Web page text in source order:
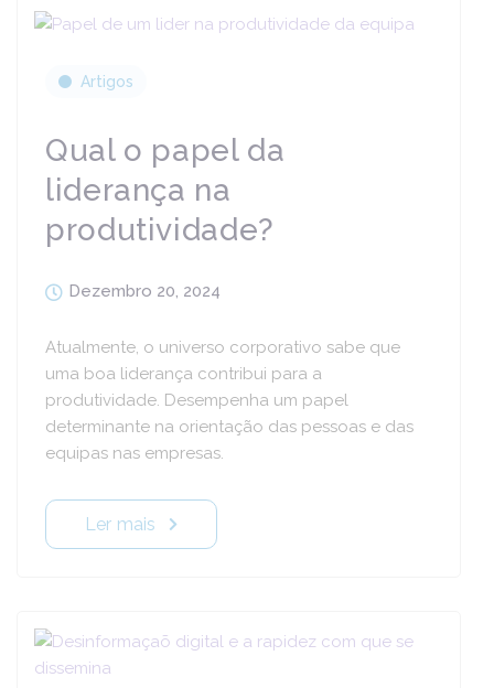
Artigos
Qual o papel da
liderança na
produtividade?
Dezembro 20, 2024
Atualmente, o universo corporativo sabe que
uma boa liderança contribui para a
produtividade. Desempenha um papel
determinante na orientação das pessoas e das
equipas nas empresas.
Ler mais